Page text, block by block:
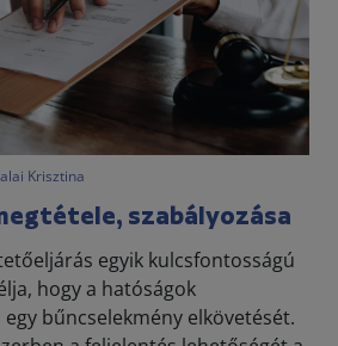
Krisztina
szabályozása
egyik kulcsfontosságú
hogy a hatóságok
bűncselekmény elkövetését.